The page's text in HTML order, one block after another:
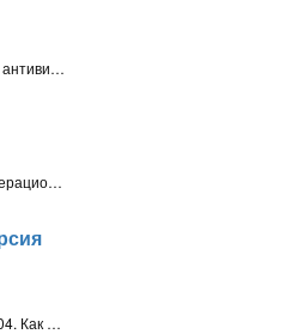
После использования стороннего антивируса или при ручном отключении встроенного антивируса Windows 10, пользователи могут столкнуться с проблемой обратного включения Защитника Windows. Рассмотрим основные способы решения данной проблемы
Настройка встроенного антивируса вЂќЗащитник WindowsвЂќ (Windows Defender) в операционных системах Windows 10, 8.1 и 8. Настройка сканирования и обновления по расписанию, управление карантином
Основные способы отключения антивируса Microsoft Defender в Windows 10, версия 2004. Как полностью отключить встроенный антивирус с помощью редактора групповой политики, системного реестра или компонента «Безопасность Windows»